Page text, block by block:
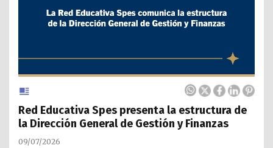
Red Educativa Spes presenta la estructura de
la Dirección General de Gestión y Finanzas
09/07/2026